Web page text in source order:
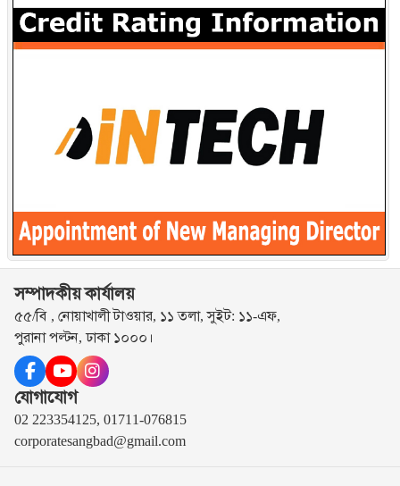
সম্পাদকীয় কার্যালয়
৫৫/বি , নোয়াখালী টাওয়ার, ১১ তলা, সুইট: ১১-এফ,
পুরানা পল্টন, ঢাকা ১০০০।
যোগাযোগ
02 223354125, 01711-076815
corporatesangbad@gmail.com